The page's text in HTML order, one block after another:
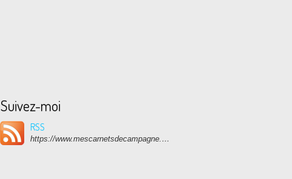
Suivez-moi
RSS
https://www.mescarnetsdecampagne.com/rss